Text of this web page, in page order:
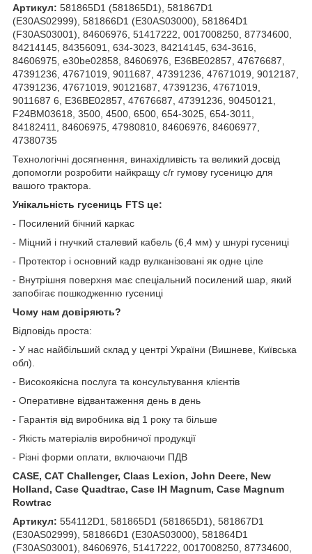
Артикул: 581865D1 (581865D1), 581867D1
(E30AS02999), 581866D1 (E30AS03000), 581864D1
(F30AS03001), 84606976, 51417222, 0017008250, 87734600,
84214145, 84356091, 634-3023, 84214145, 634-3616,
84606975, e30be02858, 84606976, E36BE02857, 47676687,
47391236, 47671019, 9011687, 47391236, 47671019, 9012187,
47391236, 47671019, 90121687, 47391236, 47671019,
9011687 6, E36BE02857, 47676687, 47391236, 90450121,
F24BM03618, 3500, 4500, 6500, 654-3025, 654-3011,
84182411, 84606975, 47980810, 84606976, 84606977,
47380735
Технологічні досягнення, винахідливість та великий досвід
допомогли розробити найкращу с/г гумову гусеницю для
вашого трактора.
Унікальність гусениць FTS це:
- Посилений бічний каркас
- Міцний і гнучкий сталевий кабель (6,4 мм) у шнурі гусениці
- Протектор і основний кадр вулканізовані як одне ціле
- Внутрішня поверхня має спеціальний посилений шар, який
запобігає пошкодженню гусениці
Чому нам довіряють?
Відповідь проста:
- У нас найбільший склад у центрі України (Вишневе, Київська
обл).
- Високоякісна послуга та консультування клієнтів
- Оперативне відвантаження день в день
- Гарантія від виробника від 1 року та більше
- Якість матеріалів виробничої продукції
- Різні форми оплати, включаючи ПДВ
CASE, CAT Challenger, Claas Lexion, John Deere, New
Holland, Case Quadtrac, Case IH Magnum, Case Magnum
Rowtrac
Артикул: 554112D1, 581865D1 (581865D1), 581867D1
(E30AS02999), 581866D1 (E30AS03000), 581864D1
(F30AS03001), 84606976, 51417222, 0017008250, 87734600,